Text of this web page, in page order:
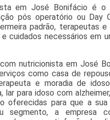
em José Bonifácio é o
pós operatório ou Day
padrão, terapeutas
cuidados necessários em
nutricionista em José
como casa de
e moradia de
para idoso com
para que a sua
segmento, a empresa